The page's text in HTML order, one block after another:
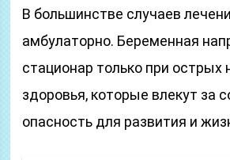
В большинстве случаев
амбулаторно. Беременная
стационар только при острых
здоровья, которые влекут за
опасность для развития и